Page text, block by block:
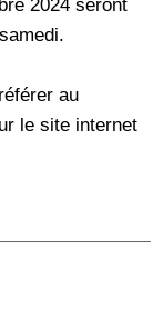
au
le site internet